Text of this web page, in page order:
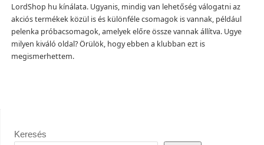
LordShop hu kínálata. Ugyanis, mindig van lehetőség válogatni az
akciós termékek közül is és különféle csomagok is vannak, például
pelenka próbacsomagok, amelyek előre össze vannak állítva. Ugye
milyen kiváló oldal? Örülök, hogy ebben a klubban ezt is
megismerhettem.
Keresés